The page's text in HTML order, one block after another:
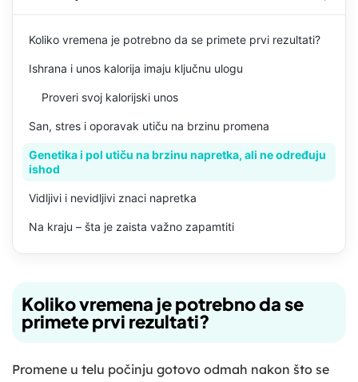
Koliko vremena je potrebno da se primete prvi rezultati?
Ishrana i unos kalorija imaju ključnu ulogu
Proveri svoj kalorijski unos
San, stres i oporavak utiču na brzinu promena
Genetika i pol utiču na brzinu napretka, ali ne određuju
ishod
Vidljivi i nevidljivi znaci napretka
Na kraju – šta je zaista važno zapamtiti
Koliko vremena je potrebno da se
primete prvi rezultati?
Promene u telu počinju gotovo odmah nakon što se